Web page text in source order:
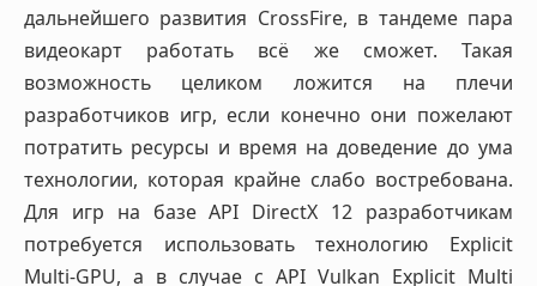
дальнейшего развития CrossFire, в тандеме пара
видеокарт работать всё же сможет. Такая
возможность целиком ложится на плечи
разработчиков игр, если конечно они пожелают
потратить ресурсы и время на доведение до ума
технологии, которая крайне слабо востребована.
Для игр на базе API DirectX 12 разработчикам
потребуется использовать технологию Explicit
Multi-GPU, а в случае с API Vulkan Explicit Multi